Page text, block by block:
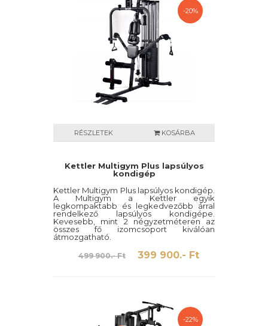
-20%
RÉSZLETEK KOSÁRBA
Kettler Multigym Plus lapsúlyos
kondigép
Kettler Multigym Plus lapsúlyos kondigép.
A Multigym a Kettler egyik
legkompaktabb és legkedvezőbb árral
rendelkező lapsúlyos kondigépe.
Kevesebb, mint 2 négyzetméteren az
összes fő izomcsoport kiválóan
átmozgatható.
499 900.- Ft 399 900.- Ft
-22%